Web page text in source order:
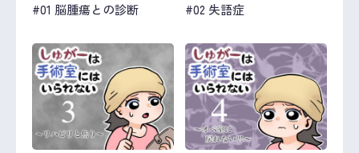
#01 脳腫瘍との診断 #02 失語症